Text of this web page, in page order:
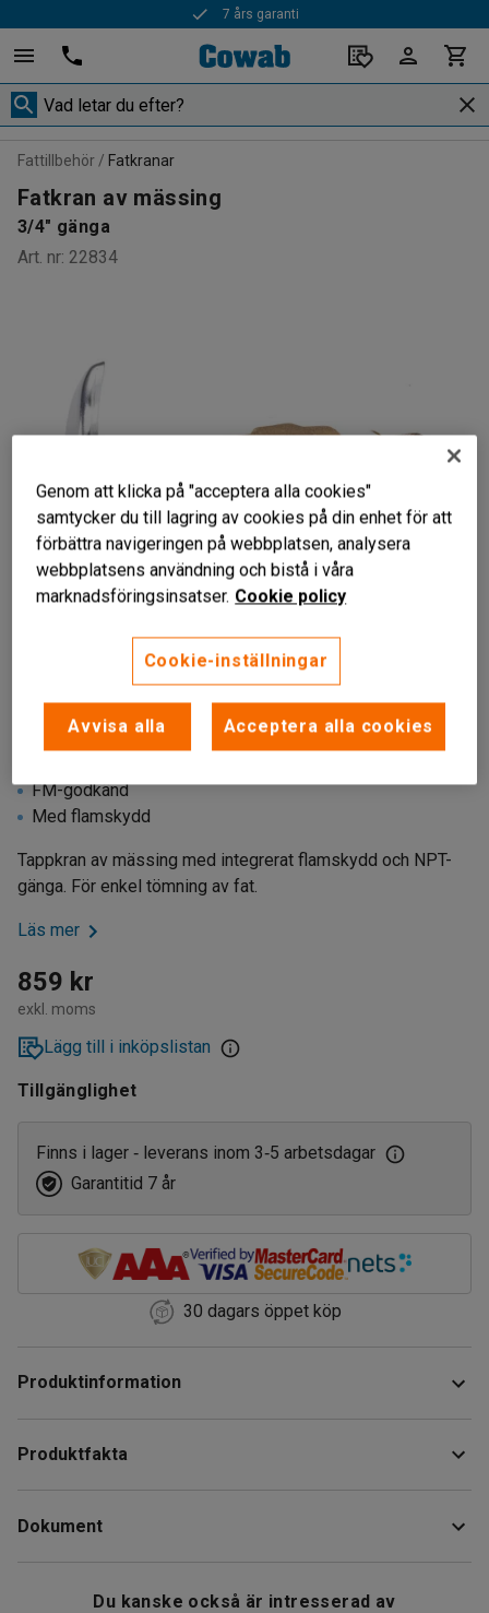
7 års garanti
Fattillbehör Fatkranar
Fatkran av mässing
3/4" gänga
Art. nr: 22834
Liknande produkter
FM-godkänd
Med flamskydd
Tappkran av mässing med integrerat flamskydd och NPT-
gänga. För enkel tömning av fat.
Läs mer
859 kr
exkl. moms
Lägg till i inköpslistan
Tillgänglighet
Finns i lager ‑ leverans inom 3‑5 arbetsdagar
Garantitid 7 år
30 dagars öppet köp
Produktinformation
Integrerat flamskydd som förhindrar brand.
Produktfakta
Rek. antal personer för hantering
Dokument
Du kanske också är intresserad av
Genom att klicka på "acceptera alla cookies"
samtycker du till lagring av cookies på din enhet för att
förbättra navigeringen på webbplatsen, analysera
webbplatsens användning och bistå i våra
marknadsföringsinsatser. Cookie policy
Cookie-inställningar
Avvisa alla Acceptera alla cookies